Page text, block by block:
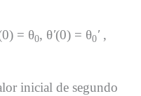
= θ0, θ′(0) = θ0′,
inicial de segundo